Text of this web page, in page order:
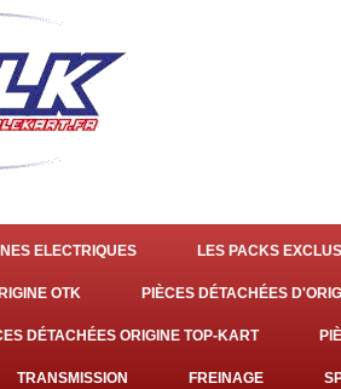
ELECTRIQUES LES PACKS
OTK PIÈCES DÉTACHÉES
DÉTACHÉES ORIGINE TOP-KART
TRANSMISSION FREINAGE